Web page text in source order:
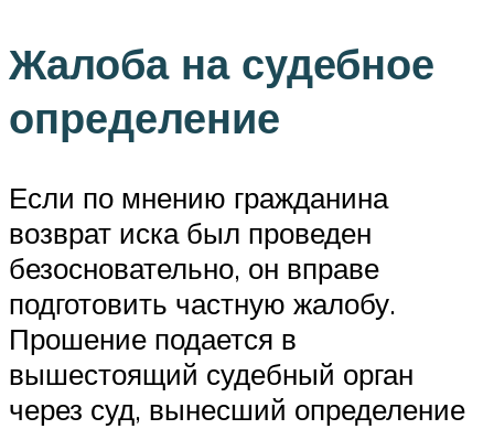
Жалоба на судебное
определение
Если по мнению гражданина
возврат иска был проведен
безосновательно, он вправе
подготовить частную жалобу.
Прошение подается в
вышестоящий судебный орган
через суд, вынесший определение